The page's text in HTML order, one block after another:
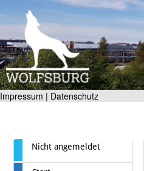
Impressum | Datenschutz
Nicht angemeldet